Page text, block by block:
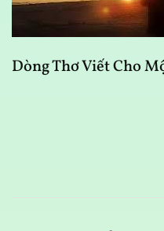
Dòng Thơ Viết Cho